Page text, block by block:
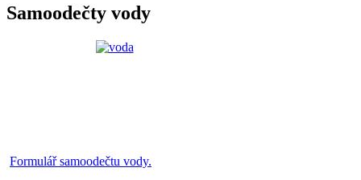
Samoodečty vody
Formulář samoodečtu vody.